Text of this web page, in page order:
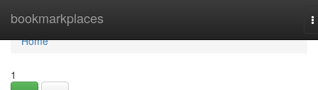
bookmarkplaces
Home
Home
1